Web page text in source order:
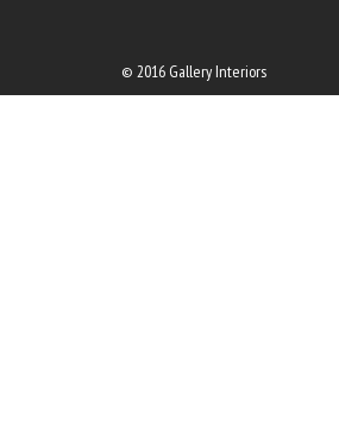
© 2016 Gallery Interiors